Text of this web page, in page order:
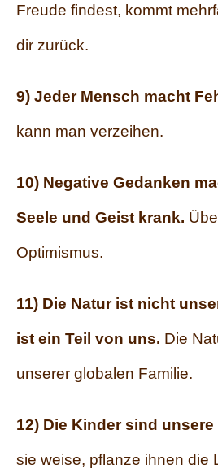
Freude findest, kommt
dir zurück.
9) Jeder Mensch macht
kann man verzeihen.
10) Negative Gedanken
Seele und Geist krank.
Optimismus.
11) Die Natur ist nicht
ist ein Teil von uns. Die
unserer globalen Familie.
12) Die Kinder sind
sie weise, pflanze ihnen die